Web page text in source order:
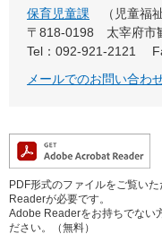
保育児童課
児童福
〒818-0198
太宰府市
Tel：092-921-2121
メールでのお問い合わ
PDF形式のファイルをご覧い
Readerが必要です。
Adobe Readerをお持ちでない
ださい。（無料）